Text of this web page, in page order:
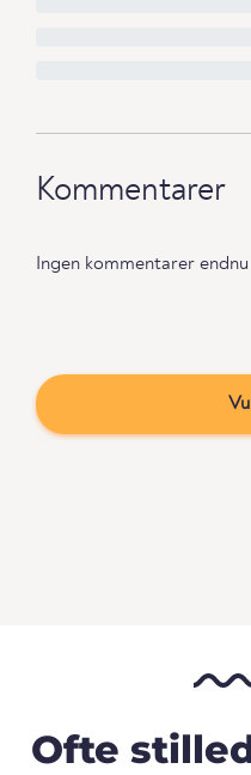
Kommentarer
Ingen kommentarer endnu
Ofte